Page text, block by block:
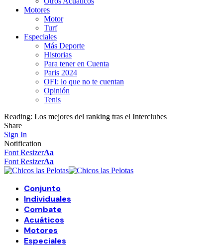
Motores
Motor
Turf
Especiales
Más Deporte
Historias
Para tener en Cuenta
Paris 2024
OFI: lo que no te cuentan
Opinión
Tenis
Reading: Los mejores del ranking tras el Interclubes
Share
Sign In
Notification
Font ResizerAa
Font ResizerAa
Conjunto
Individuales
Combate
Acuáticos
Motores
Especiales